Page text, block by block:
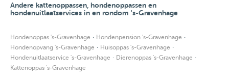
Andere kattenoppassen, hondenoppassen en
hondenuitlaatservices in en rondom 's-Gravenhage
Hondenoppas 's-Gravenhage · Hondenpension 's-Gravenhage ·
Hondenopvang 's-Gravenhage · Huisoppas 's-Gravenhage ·
Hondenuitlaatservice 's-Gravenhage · Dierenoppas 's-Gravenhage ·
Kattenoppas 's-Gravenhage